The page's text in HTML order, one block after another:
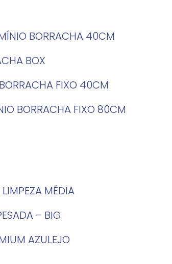
BORRACHA 40CM
BOX
FIXO 40CM
BORRACHA FIXO 80CM
LIMPEZA MÉDIA
– BIG
AZULEJO